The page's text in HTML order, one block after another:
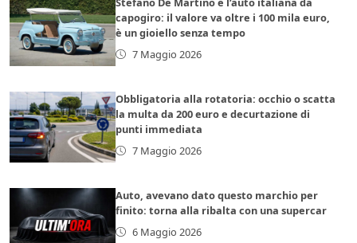
capogiro: il valore va oltre i 100 mila euro,
è un gioiello senza tempo
7 Maggio 2026
Obbligatoria alla rotatoria: occhio o scatta
la multa da 200 euro e decurtazione di
punti immediata
7 Maggio 2026
Auto, avevano dato questo marchio per
finito: torna alla ribalta con una supercar
6 Maggio 2026